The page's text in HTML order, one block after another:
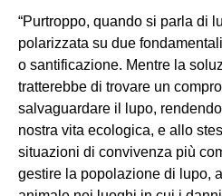
“Purtroppo, quando si parla di
polarizzata su due
o santificazione. Mentre la
tratterebbe di trovare un
salvaguardare il lupo,
nostra vita ecologica, e allo
situazioni di convivenza più
gestire la popolazione di lupo,